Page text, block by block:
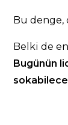
Bu
Belki de
Bugünün